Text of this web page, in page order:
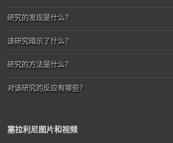
研究的发现是什么？
该研究暗示了什么？
研究的方法是什么？
对该研究的反应有哪些？
塞拉利尼图片和视频